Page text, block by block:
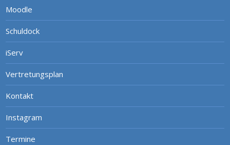
Moodle
Schuldock
iServ
Vertretungsplan
Kontakt
Instagram
Termine